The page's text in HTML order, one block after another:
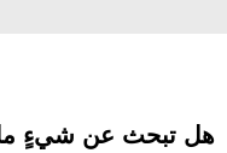
هل تبحث عن شيءٍ ما